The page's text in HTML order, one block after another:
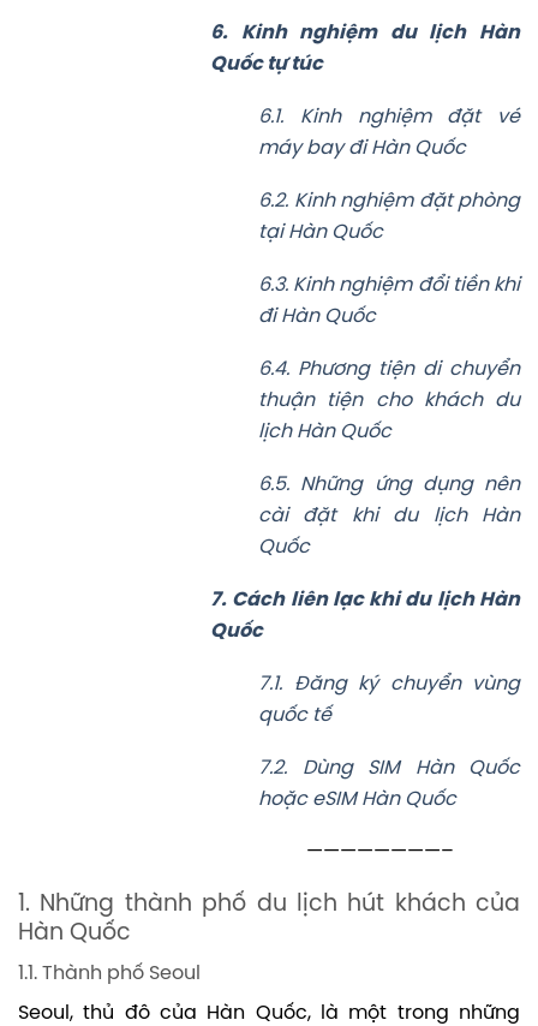
6. Kinh nghiệm du lịch Hàn
Quốc tự túc
6.1. Kinh nghiệm đặt vé
máy bay đi Hàn Quốc
6.2. Kinh nghiệm đặt phòng
tại Hàn Quốc
6.3. Kinh nghiệm đổi tiền khi
đi Hàn Quốc
6.4. Phương tiện di chuyển
thuận tiện cho khách du
lịch Hàn Quốc
6.5. Những ứng dụng nên
cài đặt khi du lịch Hàn
Quốc
7. Cách liên lạc khi du lịch Hàn
Quốc
7.1. Đăng ký chuyển vùng
quốc tế
7.2. Dùng SIM Hàn Quốc
hoặc eSIM Hàn Quốc
————————–
1. Những thành phố du lịch hút khách của
Hàn Quốc
1.1. Thành phố Seoul
Seoul, thủ đô của Hàn Quốc, là một trong những